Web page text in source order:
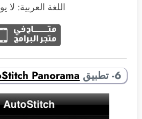
اللغة العربية: لا
6- تطبيق Panorama